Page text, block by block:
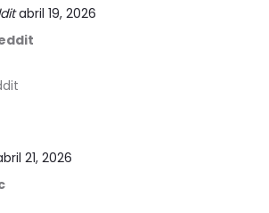
abril 19, 2026
21, 2026